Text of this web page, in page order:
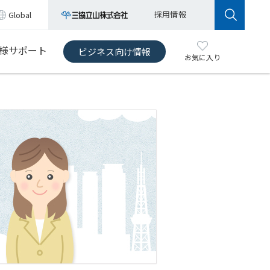
Global 採用情報
サポート ビジネス向け情報 お気に入り